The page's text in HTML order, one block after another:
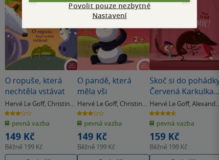
O ropuše, která
nechtěla vstávat
Hervé Le Goff, Christine
Beigel
3.2
z
5
hvězdiček
pevná vazba
149 Kč
Běžně 199 Kč
O pandě, která
měla vši
Hervé Le Goff, Christine
Beigel
2.9
z
5
hvězdiček
pevná vazba
149 Kč
Běžně 199 Kč
Skoč si do
Červená Karkulka
vyzraje na vlka!
Hervé Le Goff,
Jardin
4.6
z
5
hvězdiček
pevná vazba
159 Kč
Běžně 199 Kč
Povolit pouze nezbytné
Nastavení